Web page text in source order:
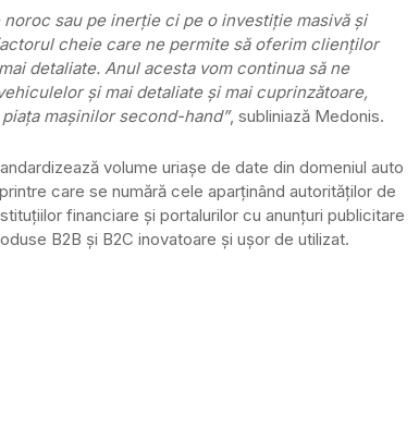
sau pe inerție ci pe o investiție masivă și
cheie care ne permite să oferim clienților
detaliate. Anul acesta vom continua să ne
și mai detaliate și mai cuprinzătoare,
mașinilor second-hand”, subliniază Medonis.
volume uriașe de date din domeniul auto
care se numără cele aparținând autorităților de
financiare și portalurilor cu anunțuri publicitare
B2B și B2C inovatoare și ușor de utilizat.